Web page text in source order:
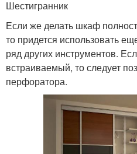
Шестигранник
Если же делать шкаф
то придется использовать
ряд других инструментов.
встраиваемый, то следует
перфоратора.